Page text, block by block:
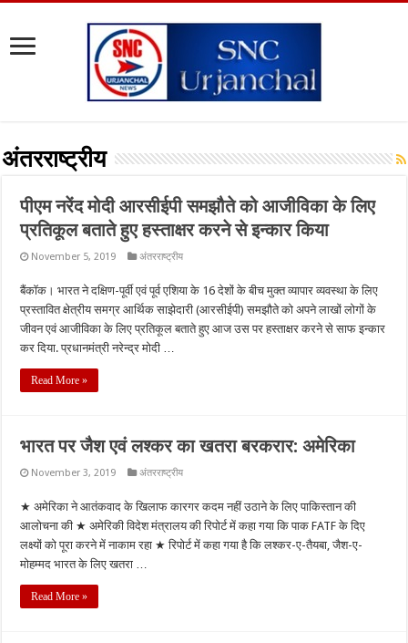
अंतरराष्ट्रीय
पीएम नरेंद मोदी आरसीईपी समझौते को आजीविका के लिए
प्रतिकूल बताते हुए हस्ताक्षर करने से इन्कार किया
November 5, 2019 अंतरराष्ट्रीय
बैंकाॅक। भारत ने दक्षिण-पूर्वी एवं पूर्व एशिया के 16 देशों के बीच मुक्त व्यापार व्यवस्था के लिए
प्रस्तावित क्षेत्रीय समग्र आर्थिक साझेदारी (आरसीईपी) समझौते को अपने लाखों लोगों के
जीवन एवं आजीविका के लिए प्रतिकूल बताते हुए आज उस पर हस्ताक्षर करने से साफ इन्कार
कर दिया. प्रधानमंत्री नरेन्द्र मोदी …
Read More »
भारत पर जैश एवं लश्कर का खतरा बरकरार: अमेरिका
November 3, 2019 अंतरराष्ट्रीय
★ अमेरिका ने आतंकवाद के खिलाफ कारगर कदम नहीं उठाने के लिए पाकिस्तान की
आलोचना की ★ अमेरिकी विदेश मंत्रालय की रिपोर्ट में कहा गया कि पाक FATF के दिए
लक्ष्यों को पूरा करने में नाकाम रहा ★ रिपोर्ट में कहा गया है कि लश्कर-ए-तैयबा, जैश-ए-
मोहम्मद भारत के लिए खतरा …
Read More »